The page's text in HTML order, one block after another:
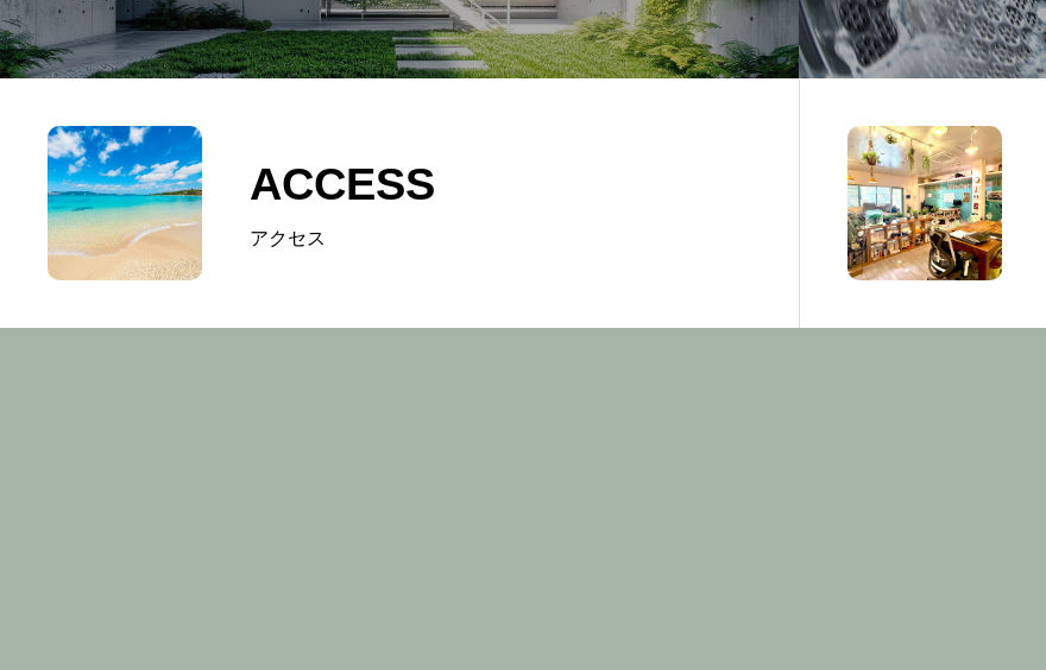
ホーム
ABOUT
ACCESS
アクセス